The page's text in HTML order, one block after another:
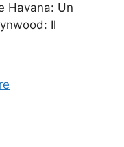
Havana: Un
Il